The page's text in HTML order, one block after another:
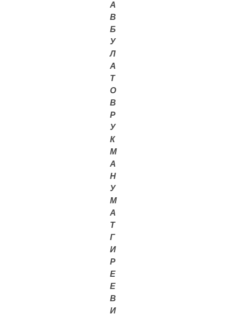
А
В
Б
У
Л
А
Т
О
В
Р
У
К
М
А
Н
У
М
А
Т
Г
И
Р
Е
Е
В
И